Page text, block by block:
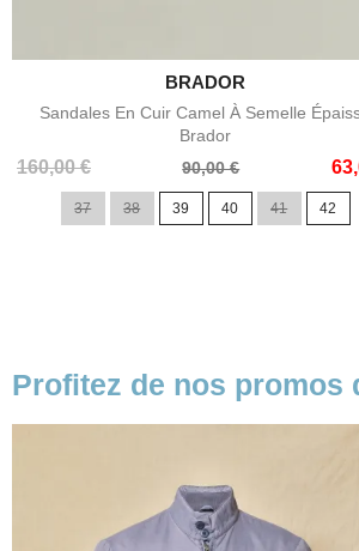
Aperçu rapide
BRADOR
Sandales En Cuir Camel À Semelle
Brador
160,00 €
Prix
90,00 €
Prix
37 38 39 40 41 42
Profitez de nos promos